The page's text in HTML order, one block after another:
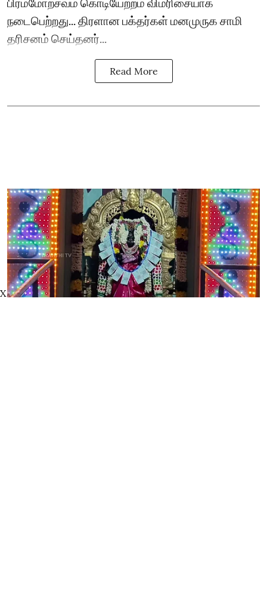
நடைபெற்றது... திரளான பக்தர்கள் மனமுருக சாமி
தரிசனம் செய்தனர்...
Read More
X